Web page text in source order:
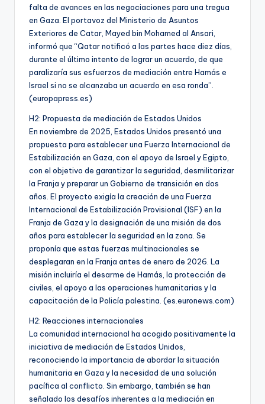
falta de avances en las negociaciones para una tregua
en Gaza. El portavoz del Ministerio de Asuntos
Exteriores de Catar, Mayed bin Mohamed al Ansari,
informó que “Qatar notificó a las partes hace diez días,
durante el último intento de lograr un acuerdo, de que
paralizaría sus esfuerzos de mediación entre Hamás e
Israel si no se alcanzaba un acuerdo en esa ronda”.
(europapress.es)
H2: Propuesta de mediación de Estados Unidos
En noviembre de 2025, Estados Unidos presentó una
propuesta para establecer una Fuerza Internacional de
Estabilización en Gaza, con el apoyo de Israel y Egipto,
con el objetivo de garantizar la seguridad, desmilitarizar
la Franja y preparar un Gobierno de transición en dos
años. El proyecto exigía la creación de una Fuerza
Internacional de Estabilización Provisional (ISF) en la
Franja de Gaza y la designación de una misión de dos
años para establecer la seguridad en la zona. Se
proponía que estas fuerzas multinacionales se
desplegaran en la Franja antes de enero de 2026. La
misión incluiría el desarme de Hamás, la protección de
civiles, el apoyo a las operaciones humanitarias y la
capacitación de la Policía palestina. (es.euronews.com)
H2: Reacciones internacionales
La comunidad internacional ha acogido positivamente la
iniciativa de mediación de Estados Unidos,
reconociendo la importancia de abordar la situación
humanitaria en Gaza y la necesidad de una solución
pacífica al conflicto. Sin embargo, también se han
señalado los desafíos inherentes a la mediación en